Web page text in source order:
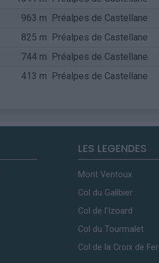
963 m Préalpes de Castellane
825 m Préalpes de Castellane
744 m Préalpes de Castellane
413 m Préalpes de Castellane
LES LEGENDES
Mont Ventoux
Col du Galibier
Col de l'Izoard
Col du Tourmalet
Col de la Croix de Fer